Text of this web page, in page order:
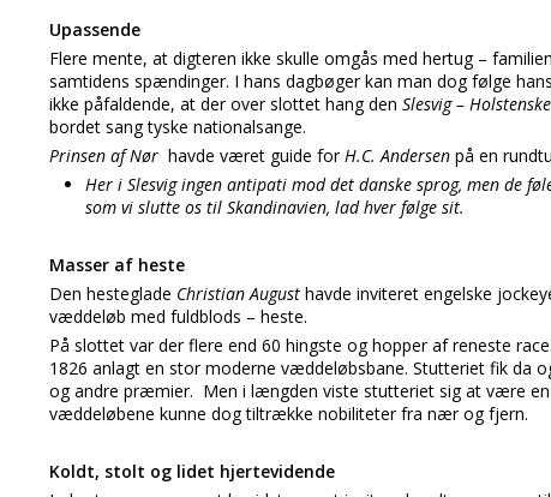
Upassende
Flere mente, at digteren ikke skulle omgås med hertug –
samtidens spændinger. I hans dagbøger kan man dog følge
ikke påfaldende, at der over slottet hang den Slesvig – Holstenske
bordet sang tyske nationalsange.
Prinsen af Nør havde været guide forH.C. Andersen på en
Her i Slesvig ingen antipati mod det danske sprog, men de
som vi slutte os til Skandinavien, lad hver følge sit.
Masser af heste
Den hesteglade Christian August havde inviteret engelske
væddeløb med fuldblods – heste.
På slottet var der flere end 60 hingste og hopper af reneste
1826 anlagt en stor moderne væddeløbsbane. Stutteriet fik da
og andre præmier. Men i længden viste stutteriet sig at være
væddeløbene kunne dog tiltrække nobiliteter fra nær og fjern.
Koldt, stolt og lidet hjertevidende